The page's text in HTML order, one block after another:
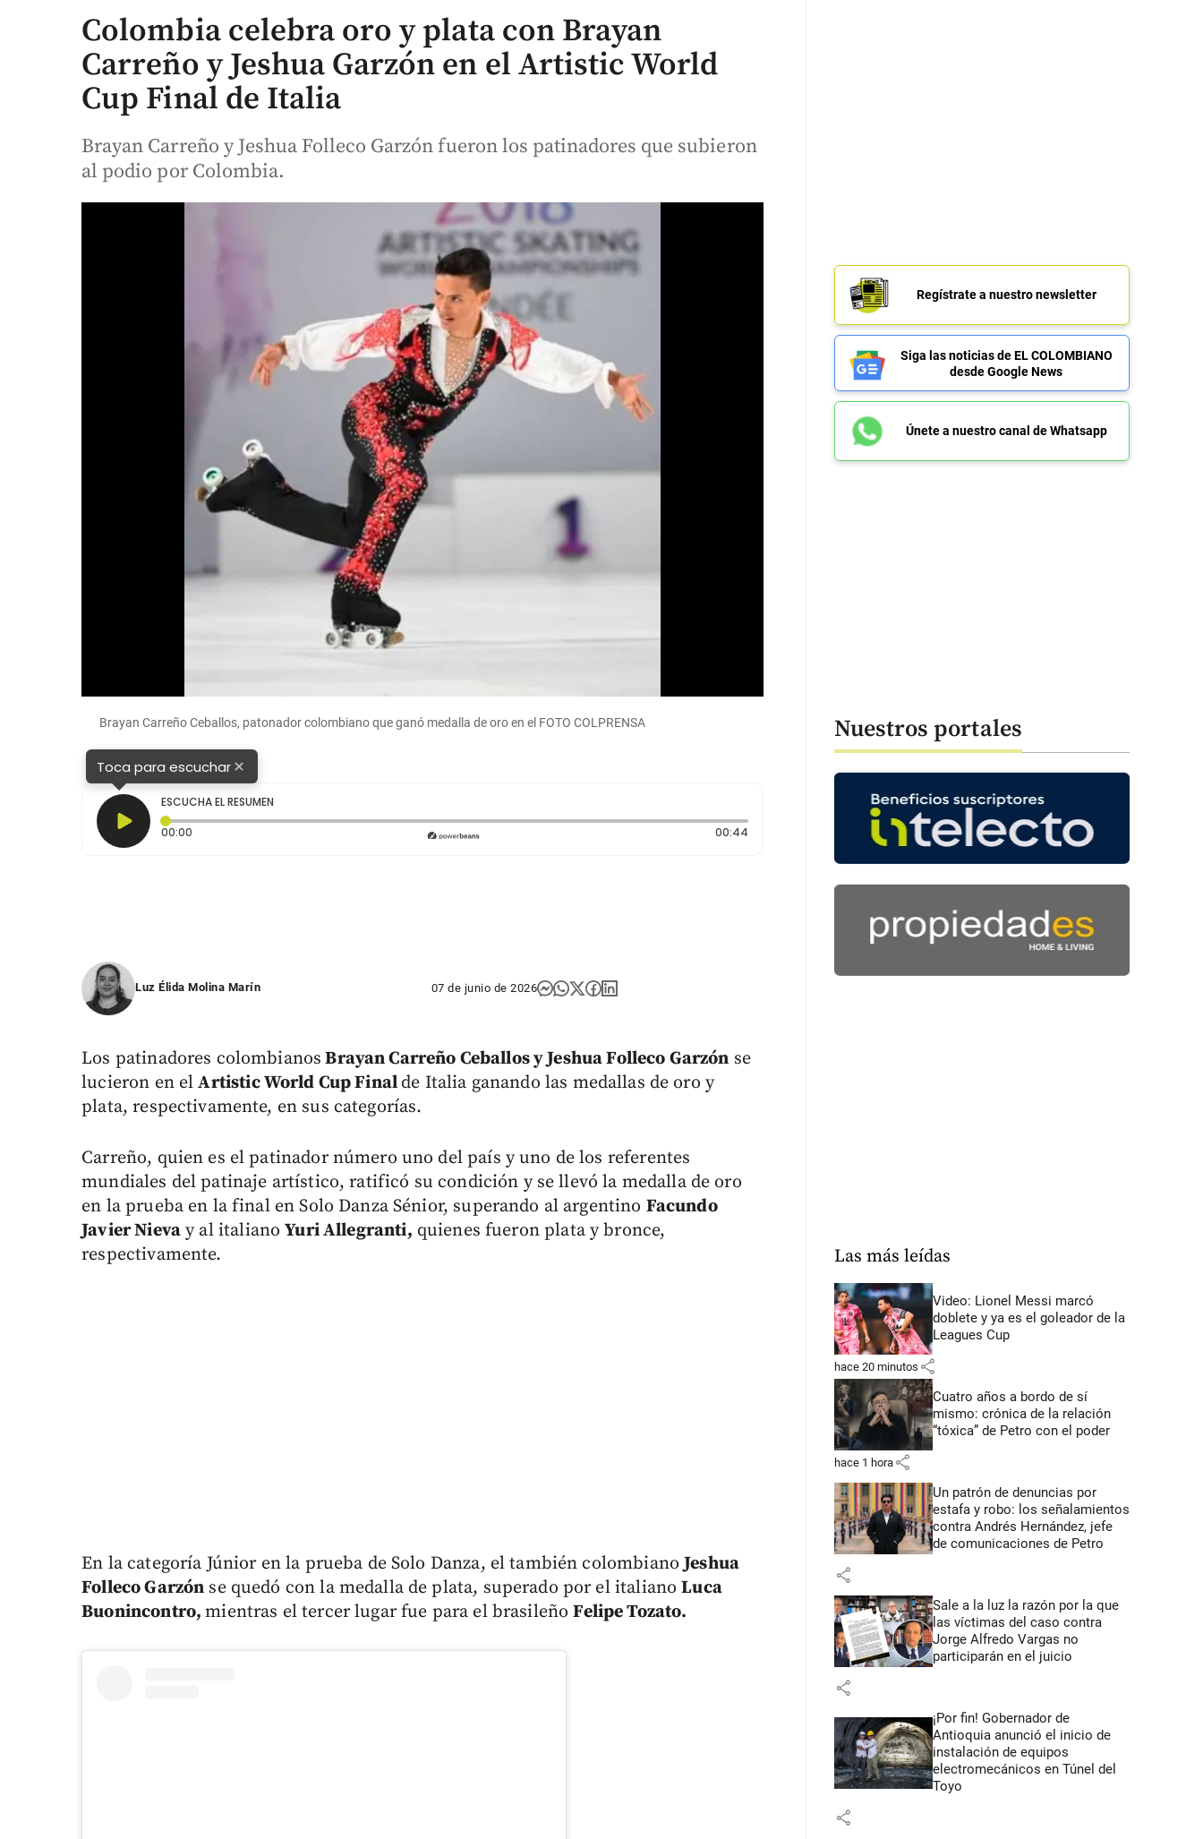
Colombia celebra oro y plata con Brayan
Carreño y Jeshua Garzón en el Artistic World
Cup Final de Italia
Brayan Carreño y Jeshua Folleco Garzón fueron los patinadores que subieron
al podio por Colombia.
Brayan Carreño Ceballos, patonador colombiano que ganó medalla de oro en el FOTO COLPRENSA
Toca para escuchar×
ESCUCHA EL RESUMEN
00:00
00:44Duración: 44 segundos
Luz Élida Molina Marín 07 de junio de 2026
Los patinadores colombianos Brayan Carreño Ceballos yJeshua Folleco Garzón se
lucieron en elArtistic World Cup Final de Italia ganando las medallas de oro y
plata, respectivamente, en sus categorías.
Carreño, quien es el patinador número uno del país y uno de los referentes
mundiales del patinaje artístico, ratificó su condición y se llevó la medalla de oro
en la prueba en la final en Solo Danza Sénior, superando al argentino Facundo
Javier Nieva y al italianoYuri Allegranti, quienes fueron plata y bronce,
respectivamente.
En la categoría Júnior en la prueba de Solo Danza, el también colombianoJeshua
Folleco Garzón se quedó con la medalla de plata, superado por el italianoLuca
Buonincontro,mientras el tercer lugar fue para el brasileñoFelipe Tozato.
Regístrate a nuestro newsletter
Siga las noticias de EL COLOMBIANO
desde Google News
Únete a nuestro canal de Whatsapp
Nuestros portales
Las más leídas
Video: Lionel Messi marcó
doblete y ya es el goleador de la
Leagues Cup
hace 20 minutos share
Cuatro años a bordo de sí
mismo: crónica de la relación
“tóxica” de Petro con el poder
hace 1 hora share
Un patrón de denuncias por
estafa y robo: los señalamientos
contra Andrés Hernández, jefe
de comunicaciones de Petro
share
Sale a la luz la razón por la que
las víctimas del caso contra
Jorge Alfredo Vargas no
participarán en el juicio
share
¡Por fin! Gobernador de
Antioquia anunció el inicio de
instalación de equipos
electromecánicos en Túnel del
Toyo
share